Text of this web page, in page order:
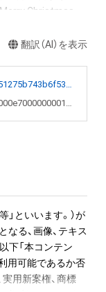
Merry Christmas
』のオークション
典として、
楽譜の何小節目
表す。
が基準です。
2小節分の長さで
小節に渡って音が
翻訳（AI）を表示
0xb30fc2d754c88c451275b743b6f530f19f643683
0x000000000c36000000e7000000001e2f
」といいます。）が
る、画像、テキス
下「本コンテン
用可能であるか否
実用新案権、商標